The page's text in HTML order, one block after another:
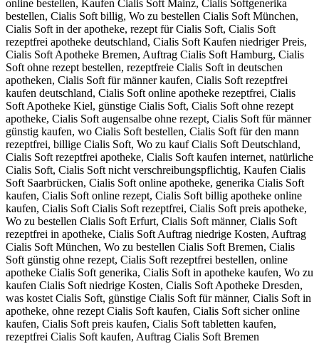
online bestellen, Kaufen Cialis Soft Mainz, Cialis Softgenerika
bestellen, Cialis Soft billig, Wo zu bestellen Cialis Soft München,
Cialis Soft in der apotheke, rezept für Cialis Soft, Cialis Soft
rezeptfrei apotheke deutschland, Cialis Soft Kaufen niedriger Preis,
Cialis Soft Apotheke Bremen, Auftrag Cialis Soft Hamburg, Cialis
Soft ohne rezept bestellen, rezeptfreie Cialis Soft in deutschen
apotheken, Cialis Soft für männer kaufen, Cialis Soft rezeptfrei
kaufen deutschland, Cialis Soft online apotheke rezeptfrei, Cialis
Soft Apotheke Kiel, günstige Cialis Soft, Cialis Soft ohne rezept
apotheke, Cialis Soft augensalbe ohne rezept, Cialis Soft für männer
günstig kaufen, wo Cialis Soft bestellen, Cialis Soft für den mann
rezeptfrei, billige Cialis Soft, Wo zu kauf Cialis Soft Deutschland,
Cialis Soft rezeptfrei apotheke, Cialis Soft kaufen internet, natürliche
Cialis Soft, Cialis Soft nicht verschreibungspflichtig, Kaufen Cialis
Soft Saarbrücken, Cialis Soft online apotheke, generika Cialis Soft
kaufen, Cialis Soft online rezept, Cialis Soft billig apotheke online
kaufen, Cialis Soft Cialis Soft rezeptfrei, Cialis Soft preis apotheke,
Wo zu bestellen Cialis Soft Erfurt, Cialis Soft männer, Cialis Soft
rezeptfrei in apotheke, Cialis Soft Auftrag niedrige Kosten, Auftrag
Cialis Soft München, Wo zu bestellen Cialis Soft Bremen, Cialis
Soft günstig ohne rezept, Cialis Soft rezeptfrei bestellen, online
apotheke Cialis Soft generika, Cialis Soft in apotheke kaufen, Wo zu
kaufen Cialis Soft niedrige Kosten, Cialis Soft Apotheke Dresden,
was kostet Cialis Soft, günstige Cialis Soft für männer, Cialis Soft in
apotheke, ohne rezept Cialis Soft kaufen, Cialis Soft sicher online
kaufen, Cialis Soft preis kaufen, Cialis Soft tabletten kaufen,
rezeptfrei Cialis Soft kaufen, Auftrag Cialis Soft Bremen